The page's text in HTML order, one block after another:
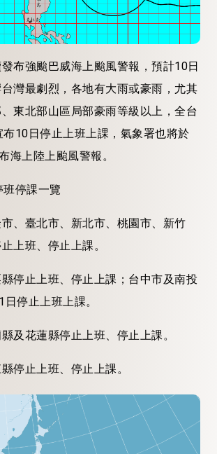
布強颱巴威海上颱風警報，預計10日
灣最劇烈，各地有大雨或豪雨，尤其
東北部山區局部豪雨等級以上，全台
10日停止上班上課，氣象署也將於
海上陸上颱風警報。
停課一覽
、臺北市、新北市、桃園市、新竹
上班、停止上課。
停止上班、停止上課；台中市及南投
停止上班上課。
及花蓮縣停止上班、停止上課。
停止上班、停止上課。